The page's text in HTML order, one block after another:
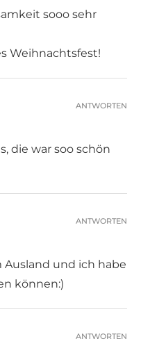
sooo sehr
Weihnachtsfest!
die war soo schön
ANTWORTEN
und ich habe
können:)
ANTWORTEN
ANTWORTEN